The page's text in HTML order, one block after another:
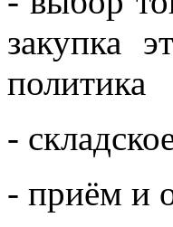
закупка
политика
-
- приём и